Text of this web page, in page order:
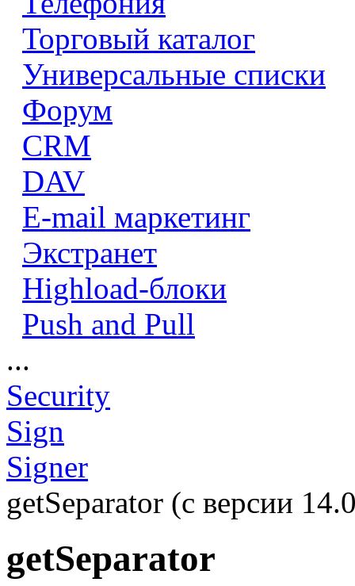
Торговый каталог
Универсальные списки
Форум
CRM
DAV
E-mail маркетинг
Экстранет
Highload-блоки
Push and Pull
...
Security
Sign
Signer
getSeparator (с версии
getSeparator